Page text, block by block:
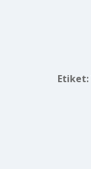
Etiket: